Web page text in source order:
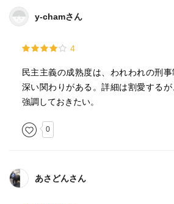
y-chamさん
4
民主主義の成熟度は、われわれの刑
深い関わりがある。詳細は割愛する
強調しておきたい。
0
あさどんさん